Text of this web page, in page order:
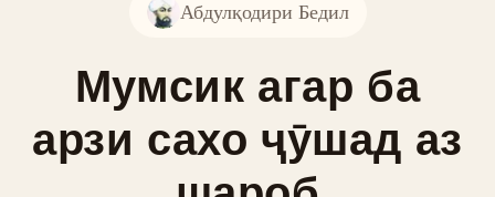
Абдулқодири Бедил
Мумсик агар ба
арзи сахо ҷӯшад аз